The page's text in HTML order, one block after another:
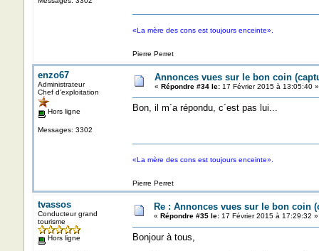
«La mère des cons est toujours enceinte».
Pierre Perret
enzo67
Administrateur
Chef d'exploitation
Hors ligne
Messages: 3302
Annonces vues sur le bon coin
« Répondre #34 le:17 Février 2015 à 13:05:40 »
Bon, il m´a répondu, c´est pas lui...
«La mère des cons est toujours enceinte».
Pierre Perret
tvassos
Conducteur grand
tourisme
Hors ligne
Re : Annonces vues sur le bon coin
« Répondre #35 le:17 Février 2015 à 17:29:32 »
Bonjour à tous,